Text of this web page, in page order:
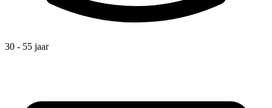
30 - 55 jaar